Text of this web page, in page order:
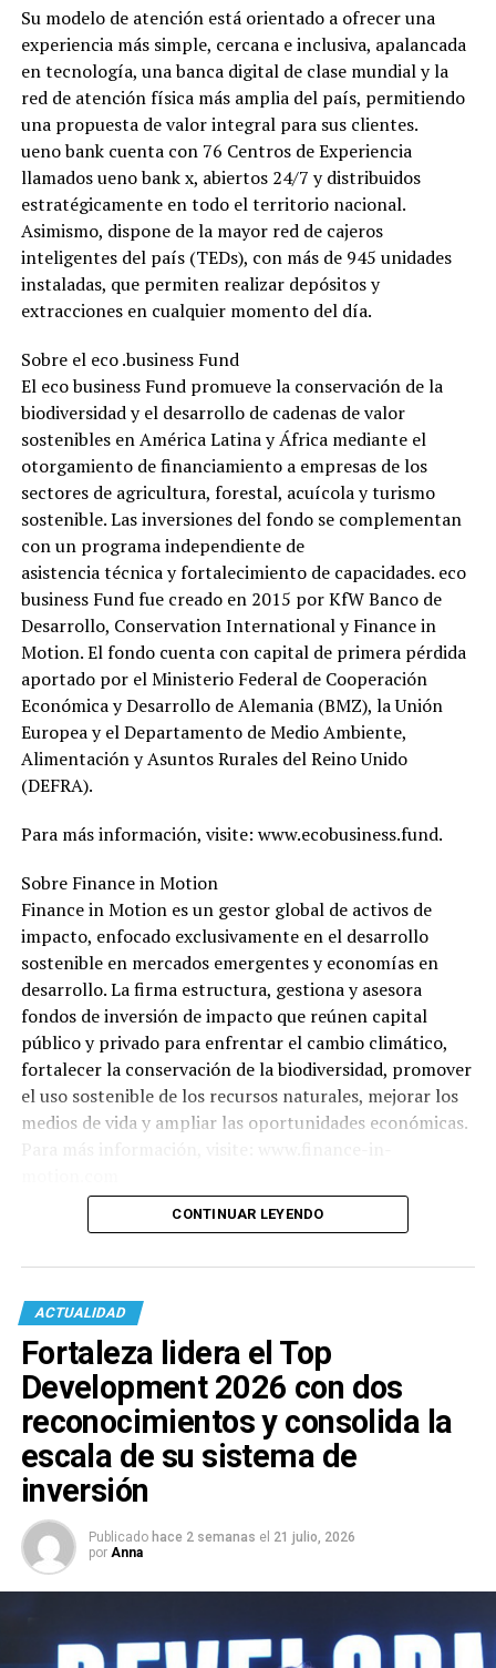
Su modelo de atención está orientado a ofrecer una
experiencia más simple, cercana e inclusiva, apalancada
en tecnología, una banca digital de clase mundial y la
red de atención física más amplia del país, permitiendo
una propuesta de valor integral para sus clientes.
ueno bank cuenta con 76 Centros de Experiencia
llamados ueno bank x, abiertos 24/7 y distribuidos
estratégicamente en todo el territorio nacional.
Asimismo, dispone de la mayor red de cajeros
inteligentes del país (TEDs), con más de 945 unidades
instaladas, que permiten realizar depósitos y
extracciones en cualquier momento del día.
Sobre el eco .business Fund
El eco business Fund promueve la conservación de la
biodiversidad y el desarrollo de cadenas de valor
sostenibles en América Latina y África mediante el
otorgamiento de financiamiento a empresas de los
sectores de agricultura, forestal, acuícola y turismo
sostenible. Las inversiones del fondo se complementan
con un programa independiente de
asistencia técnica y fortalecimiento de capacidades. eco
business Fund fue creado en 2015 por KfW Banco de
Desarrollo, Conservation International y Finance in
Motion. El fondo cuenta con capital de primera pérdida
aportado por el Ministerio Federal de Cooperación
Económica y Desarrollo de Alemania (BMZ), la Unión
Europea y el Departamento de Medio Ambiente,
Alimentación y Asuntos Rurales del Reino Unido
(DEFRA).
Para más información, visite: www.ecobusiness.fund.
Sobre Finance in Motion
Finance in Motion es un gestor global de activos de
impacto, enfocado exclusivamente en el desarrollo
sostenible en mercados emergentes y economías en
desarrollo. La firma estructura, gestiona y asesora
fondos de inversión de impacto que reúnen capital
público y privado para enfrentar el cambio climático,
fortalecer la conservación de la biodiversidad, promover
el uso sostenible de los recursos naturales, mejorar los
medios de vida y ampliar las oportunidades económicas.
CONTINUAR LEYENDO
ACTUALIDAD
Fortaleza lidera el Top
Development 2026 con dos
reconocimientos y consolida la
escala de su sistema de
inversión
Publicado hace 2 semanas el 21 julio, 2026
por Anna